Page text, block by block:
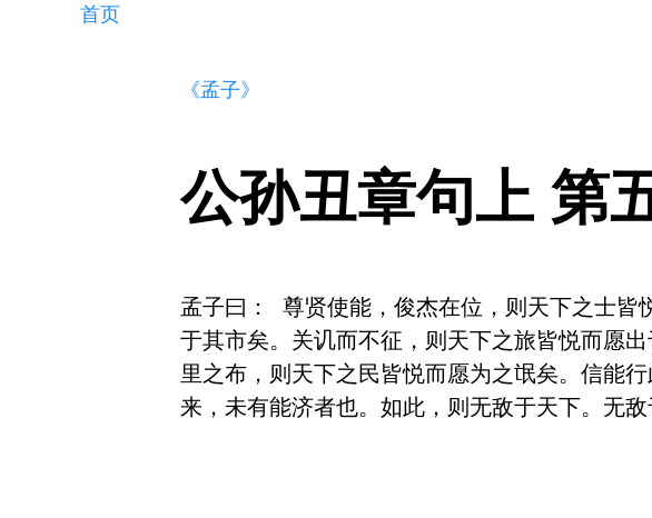
首页
《孟子》
公孙丑章句上 第
孟子曰： 尊贤使能，俊杰在位，则天下之士皆
于其市矣。关讥而不征，则天下之旅皆悦而愿
里之布，则天下之民皆悦而愿为之氓矣。信能